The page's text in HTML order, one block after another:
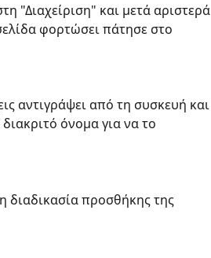
"Διαχείριση" και μετά αριστερά
φορτώσει πάτησε στο
αντιγράψει από τη συσκευή και
όνομα για να το
διαδικασία προσθήκης της